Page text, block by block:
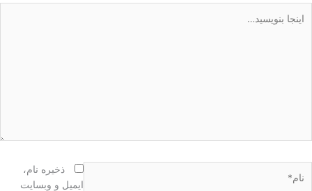
بنویسید…
ذخیره نام،
ایمیل و وبسایت